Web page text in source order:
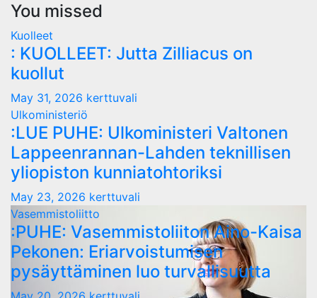
You missed
Kuolleet
: KUOLLEET: Jutta Zilliacus on
kuollut
May 31, 2026 kerttuvali
Ulkoministeriö
:LUE PUHE: Ulkoministeri Valtonen
Lappeenrannan-Lahden teknillisen
yliopiston kunniatohtoriksi
May 23, 2026 kerttuvali
Vasemmistoliitto
:PUHE: Vasemmistoliiton Aino-Kaisa
Pekonen: Eriarvoistumisen
pysäyttäminen luo turvallisuutta